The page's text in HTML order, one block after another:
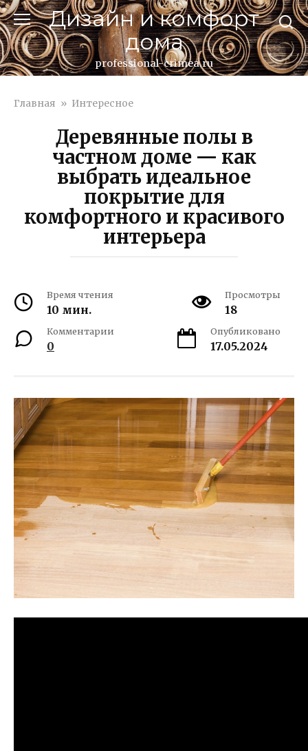
Перейти
к
контенту
Дизайн и комфорт
дома
professional-crimea.ru
Главная » Интересное
Деревянные полы в
частном доме — как
выбрать идеальное
покрытие для
комфортного и красивого
интерьера
Время чтения
10 мин.
Просмотры
18
Комментарии
0
Опубликовано
17.05.2024